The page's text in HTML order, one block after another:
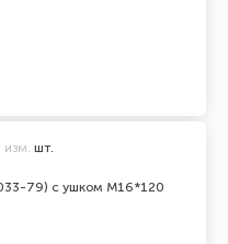
79) с ушком М16*120
изм. шт.